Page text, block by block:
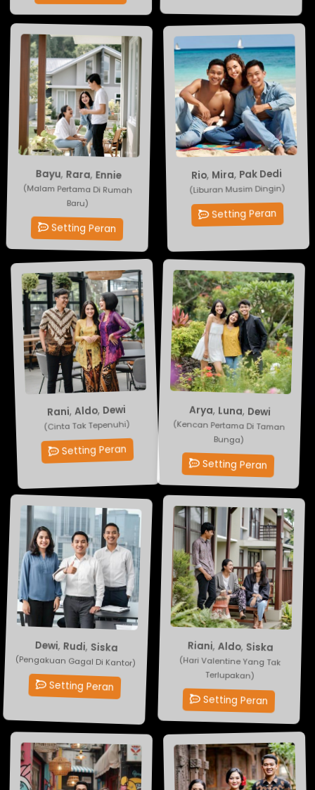
Bayu, Rara, Ennie
(Malam Pertama Di Rumah
Baru)
Setting Peran
Rio,Mira,Pak Dedi
(Liburan Musim Dingin)
Setting Peran
Rani, Aldo, Dewi
(Cinta Tak Tepenuhi)
Setting Peran
Arya, Luna, Dewi
(Kencan Pertama Di Taman
Bunga)
Setting Peran
Dewi ,Rudi ,Siska
(Pengakuan Gagal Di Kantor)
Setting Peran
Riani, Aldo, Siska
(Hari Valentine Yang Tak
Terlupakan)
Setting Peran